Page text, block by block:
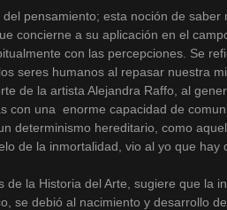
pensamiento; esta noción de saber
concierne a su aplicación en el
con las percepciones. Se
seres humanos al repasar nuestra
de la artista Alejandra Raffo, al
con una enorme capacidad de
determinismo hereditario, como
de la inmortalidad, vio al yo que hay
de la Historia del Arte, sugiere que la
se debió al nacimiento y desarrollo